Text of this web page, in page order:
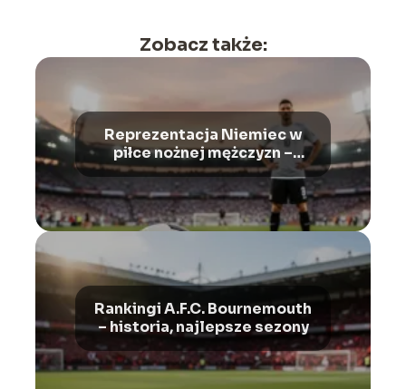
Zobacz także:
Reprezentacja Niemiec w
piłce nożnej mężczyzn –
historia, sukcesy, najwięksi
piłkarze
Rankingi A.F.C. Bournemouth
– historia, najlepsze sezony